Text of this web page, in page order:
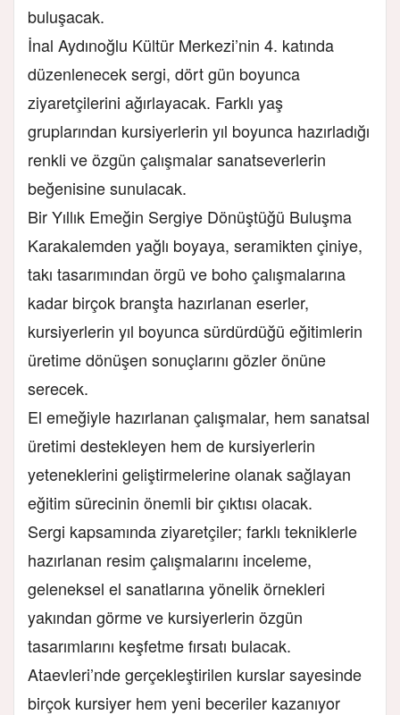
buluşacak.
İnal Aydınoğlu Kültür Merkezi’nin 4. katında
düzenlenecek sergi, dört gün boyunca
ziyaretçilerini ağırlayacak. Farklı yaş
gruplarından kursiyerlerin yıl boyunca hazırladığı
renkli ve özgün çalışmalar sanatseverlerin
beğenisine sunulacak.
Bir Yıllık Emeğin Sergiye Dönüştüğü Buluşma
Karakalemden yağlı boyaya, seramikten çiniye,
takı tasarımından örgü ve boho çalışmalarına
kadar birçok branşta hazırlanan eserler,
kursiyerlerin yıl boyunca sürdürdüğü eğitimlerin
üretime dönüşen sonuçlarını gözler önüne
serecek.
El emeğiyle hazırlanan çalışmalar, hem sanatsal
üretimi destekleyen hem de kursiyerlerin
yeteneklerini geliştirmelerine olanak sağlayan
eğitim sürecinin önemli bir çıktısı olacak.
Sergi kapsamında ziyaretçiler; farklı tekniklerle
hazırlanan resim çalışmalarını inceleme,
geleneksel el sanatlarına yönelik örnekleri
yakından görme ve kursiyerlerin özgün
tasarımlarını keşfetme fırsatı bulacak.
Ataevleri’nde gerçekleştirilen kurslar sayesinde
birçok kursiyer hem yeni beceriler kazanıyor